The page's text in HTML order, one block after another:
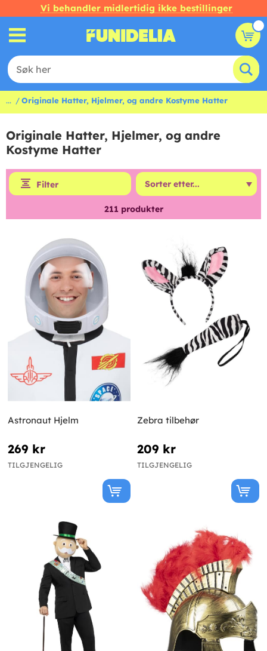
Vi behandler midlertidig ikke bestillinger
... Originale Hatter, Hjelmer, og andre Kostyme Hatter
Originale Hatter, Hjelmer, og andre
Kostyme Hatter
Filter
211 produkter
Astronaut Hjelm
269 kr
TILGJENGELIG
Zebra tilbehør
209 kr
TILGJENGELIG